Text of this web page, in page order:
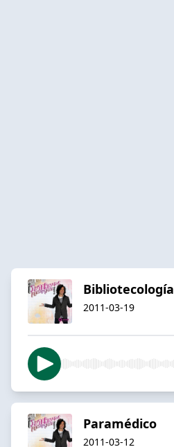
Bibliotecología
2011-03-19
Paramédico
2011-03-12